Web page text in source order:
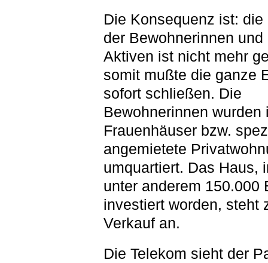
Die Konsequenz ist: die
der Bewohnerinnen und
Aktiven ist nicht mehr
somit mußte die ganze
sofort schließen. Die
Bewohnerinnen wurden
Frauenhäuser bzw.
angemietete
umquartiert. Das Haus,
unter anderem 150.000
investiert worden, steht
Verkauf an.
Die Telekom sieht der